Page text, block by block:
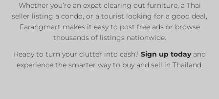
List Now
Whether you’re an expat clearing out furniture, a Thai
seller listing a condo, or a tourist looking for a good deal,
Farangmart makes it easy to post free ads or browse
thousands of listings nationwide.
Ready to turn your clutter into cash? Sign up todayand
experience the smarter way to buy and sell in Thailand.